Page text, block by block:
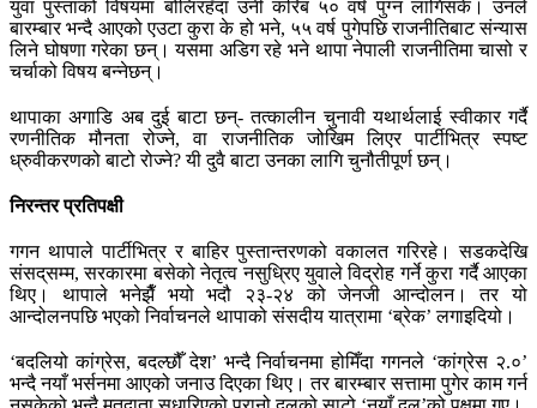
युवा पुस्ताको विषयमा बोलिरहँदा उनी करिब ५० वर्ष पुग्न लागिसके। उनले
बारम्बार भन्दै आएको एउटा कुरा के हो भने, ५५ वर्ष पुगेपछि राजनीतिबाट संन्यास
लिने घोषणा गरेका छन्। यसमा अडिग रहे भने थापा नेपाली राजनीतिमा चासो र
चर्चाको विषय बन्नेछन्।
थापाका अगाडि अब दुई बाटा छन्- तत्कालीन चुनावी यथार्थलाई स्वीकार गर्दै
रणनीतिक मौनता रोज्ने, वा राजनीतिक जोखिम लिएर पार्टीभित्र स्पष्ट
ध्रुवीकरणको बाटो रोज्ने? यी दुवै बाटा उनका लागि चुनौतीपूर्ण छन्।
निरन्तर प्रतिपक्षी
गगन थापाले पार्टीभित्र र बाहिर पुस्तान्तरणको वकालत गरिरहे। सडकदेखि
संसद्‌सम्म, सरकारमा बसेको नेतृत्व नसुध्रिए युवाले विद्रोह गर्ने कुरा गर्दै आएका
थिए। थापाले भनेझैँ भयो भदौ २३-२४ को जेनजी आन्दोलन। तर यो
आन्दोलनपछि भएको निर्वाचनले थापाको संसदीय यात्रामा ‘ब्रेक’ लगाइदियो।
‘बदलियो कांग्रेस, बदल्छौँ देश’ भन्दै निर्वाचनमा होमिँदा गगनले ‘कांग्रेस २.०’
भन्दै नयाँ भर्सनमा आएको जनाउ दिएका थिए। तर बारम्बार सत्तामा पुगेर काम गर्न